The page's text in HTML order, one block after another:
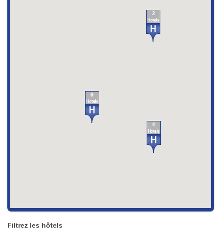
6
2
4
Filtrez les hôtels